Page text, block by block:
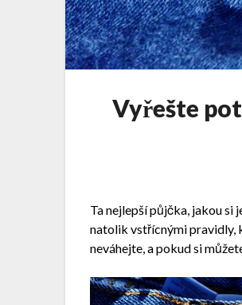
Vyřešte
Ta nejlepší půjčka, jakou si
natolik vstřícnými pravidly,
neváhejte, a pokud si